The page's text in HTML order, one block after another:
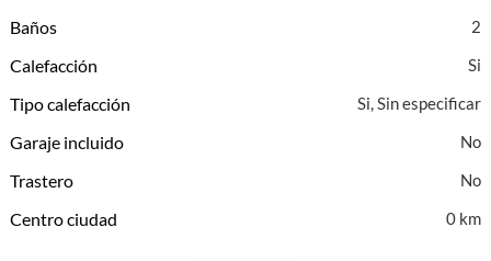
Baños 2
Calefacción
Tipo calefacción
Si, Sin especificar
Garaje incluido
Trastero
Centro ciudad
0 km